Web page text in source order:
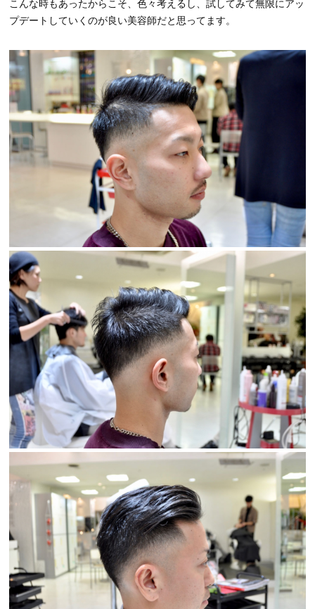
こんな時もあったからこそ、色々考えるし、試してみて無限にアッ
プデートしていくのが良い美容師だと思ってます。